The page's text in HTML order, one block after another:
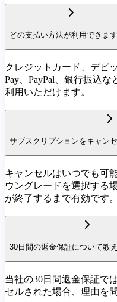
どの支払い方法が利用できま
クレジットカード、デビ
Pay、PayPal、銀行振込
利用いただけます。
サブスクリプションをキャン
キャンセルはいつでも可
ウングレードを選択する
が終了するまで有効です。
30日間の返金保証について教
当社の30日間返金保証で
セルされた場合、理由を